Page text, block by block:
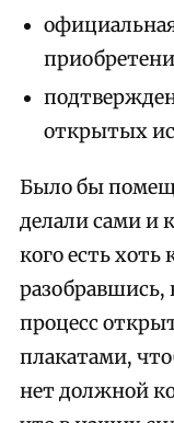
открытых
Было бы
делали сами и
кого есть хоть
разобравшись,
процесс
плакатами,
нет должной